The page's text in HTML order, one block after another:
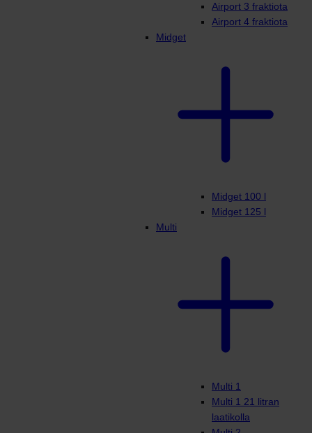
Airport 3 fraktiota
Airport 4 fraktiota
Midget
Midget 100 l
Midget 125 l
Multi
Multi 1
Multi 1 21 litran
laatikolla